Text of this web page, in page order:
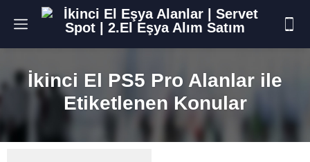
İkinci El PS5 Pro Alanlar ile
Etiketlenen Konular